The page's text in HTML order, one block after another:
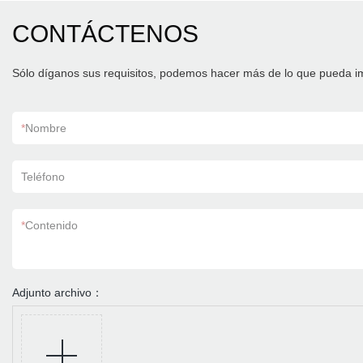
CONTÁCTENOS
Sólo díganos sus requisitos, podemos hacer más de lo que pueda
*Nombre
Teléfono
*Contenido
Adjunto archivo：